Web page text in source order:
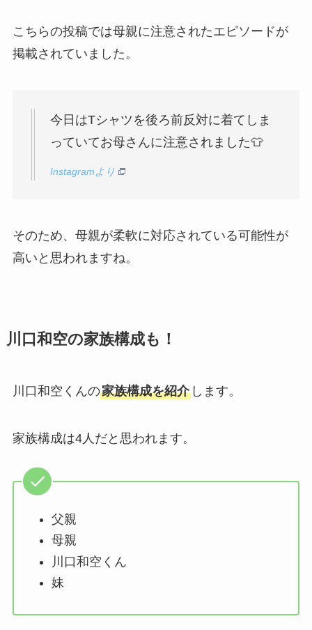
こちらの投稿では母親に注意されたエピソードが
掲載されていました。
今日はTシャツを後ろ前反対に着てしま
っていてお母さんに注意されました👕
Instagramより
そのため、母親が柔軟に対応されている可能性が
高いと思われますね。
川口和空の家族構成も！
川口和空くんの家族構成を紹介します。
家族構成は4人だと思われます。
父親
母親
川口和空くん
妹